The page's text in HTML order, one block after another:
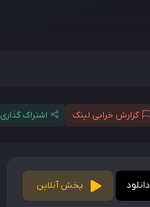
گزارش خرابی لینک اشتراک گذاری
دانلود پخش آنلاین